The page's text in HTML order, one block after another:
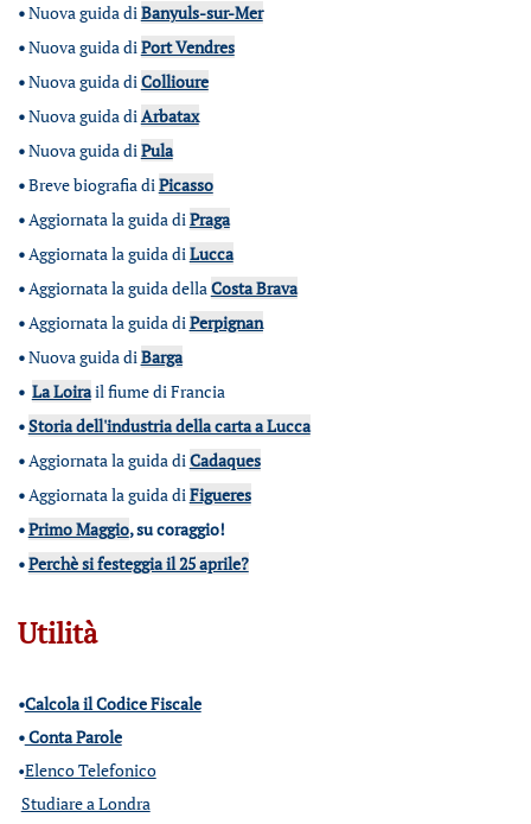
•Nuova guida diBanyuls-sur-Mer
•Nuova guida diPort Vendres
•Nuova guida diCollioure
•Nuova guida diArbatax
•Nuova guida diPula
•Breve biografia diPicasso
•Aggiornata la guida diPraga
•Aggiornata la guida diLucca
•Aggiornata la guida dellaCosta Brava
•Aggiornata la guida diPerpignan
•Nuova guida diBarga
• La Loirail fiume di Francia
•Storia dell'industria della carta a Lucca
•Aggiornata la guida diCadaques
•Aggiornata la guida diFigueres
•Primo Maggio, su coraggio!
•Perchè si festeggia il 25 aprile?
Utilità
•Calcola il Codice Fiscale
•Conta Parole
•Elenco Telefonico
Studiare a Londra